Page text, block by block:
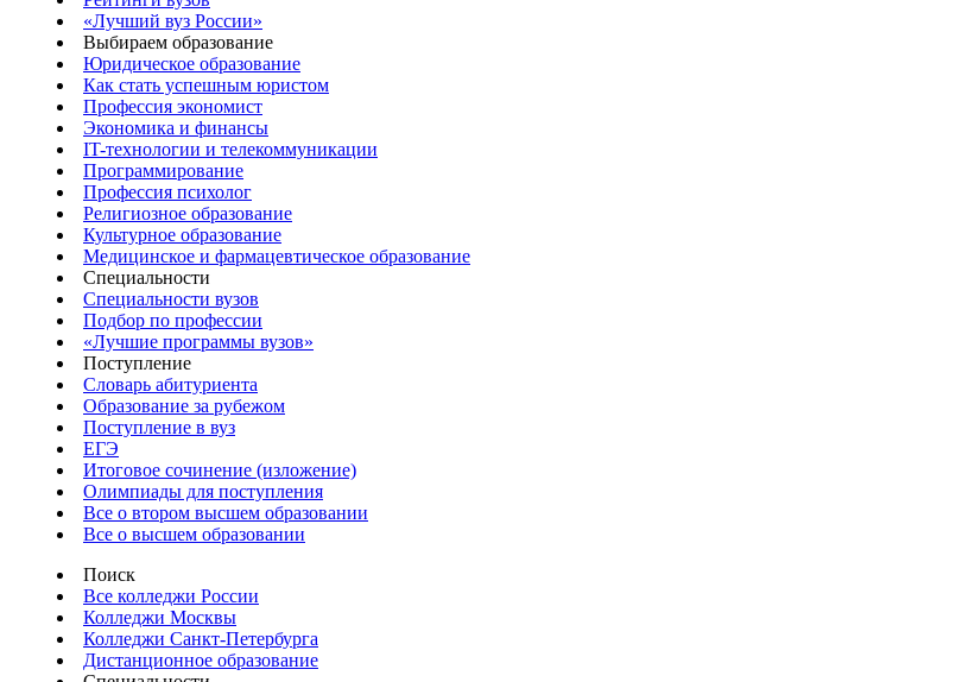
«Лучший вуз России»
Выбираем образование
Юридическое образование
Как стать успешным юристом
Профессия экономист
Экономика и финансы
IT-технологии и телекоммуникации
Программирование
Профессия психолог
Религиозное образование
Культурное образование
Медицинское и фармацевтическое образование
Специальности
Специальности вузов
Подбор по профессии
«Лучшие программы вузов»
Поступление
Словарь абитуриента
Образование за рубежом
Поступление в вуз
ЕГЭ
Итоговое сочинение (изложение)
Олимпиады для поступления
Все о втором высшем образовании
Все о высшем образовании
Поиск
Все колледжи России
Колледжи Москвы
Колледжи Санкт-Петербурга
Дистанционное образование